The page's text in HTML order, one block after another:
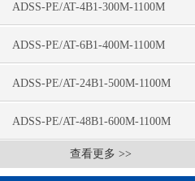
ADSS-PE/AT-4B1-300M-1100M
ADSS-PE/AT-6B1-400M-1100M
ADSS-PE/AT-24B1-500M-1100M
ADSS-PE/AT-48B1-600M-1100M
查看更多 >>